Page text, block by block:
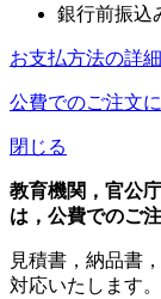
銀行前振込
お支払方法の詳細
公費でのご注文
閉じる
教育機関，官公
は，公費でのご
見積書，納品書
対応いたします。